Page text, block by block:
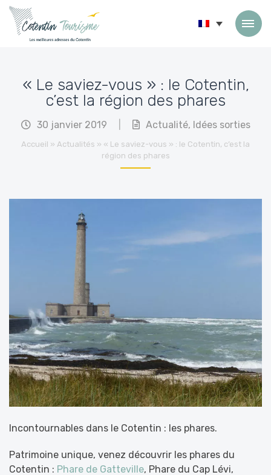
« Le saviez-vous » : le Cotentin,
c’est la région des phares
30 janvier 2019 Actualité, Idées sorties
Accueil » Actualités » « Le saviez-vous » : le Cotentin, c’est la
région des phares
Incontournables dans le Cotentin : les phares.
Patrimoine unique, venez découvrir les phares du
Cotentin : Phare de Gatteville, Phare du Cap Lévi,